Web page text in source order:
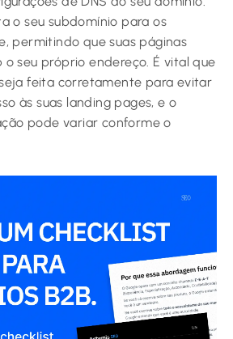
o seu subdomínio para os
permitindo que suas páginas
o seu próprio endereço. É vital que
feita corretamente para evitar
às suas landing pages, e o
pode variar conforme o